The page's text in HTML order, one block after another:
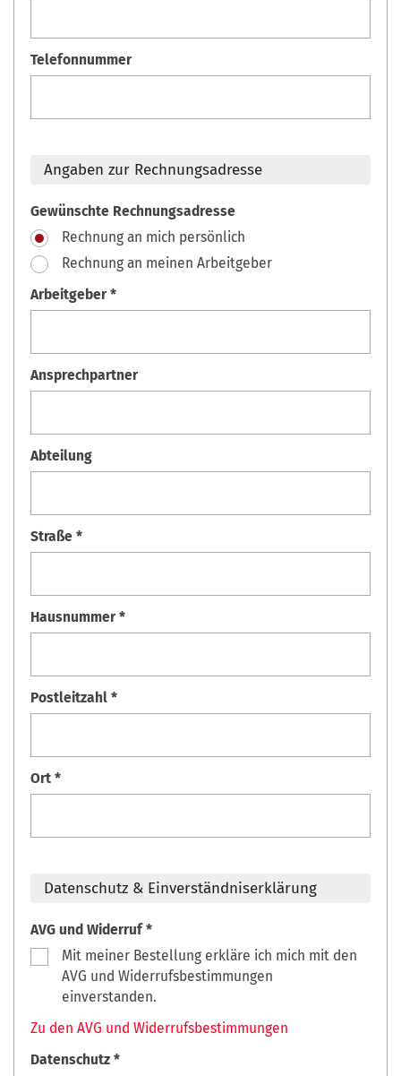
Telefonnummer
Angaben zur Rechnungsadresse
Gewünschte Rechnungsadresse
Rechnung an mich persönlich
Rechnung an meinen Arbeitgeber
Arbeitgeber *
Ansprechpartner
Abteilung
Straße *
Hausnummer *
Postleitzahl *
Ort *
Datenschutz & Einverständniserklärung
AVG und Widerruf *
Mit meiner Bestellung erkläre ich mich mit den
AVG und Widerrufsbestimmungen
einverstanden.
Zu den AVG und Widerrufsbestimmungen
Datenschutz *